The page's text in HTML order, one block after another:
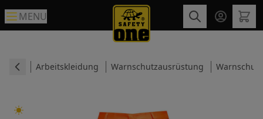
MENU
Arbeitskleidung Warnschutzausrüstung